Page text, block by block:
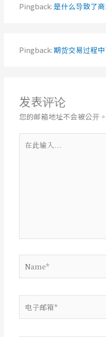
Pingback:是什么导致了
Pingback:期货交易过程
发表评论
您的邮箱地址不会被公开。
子